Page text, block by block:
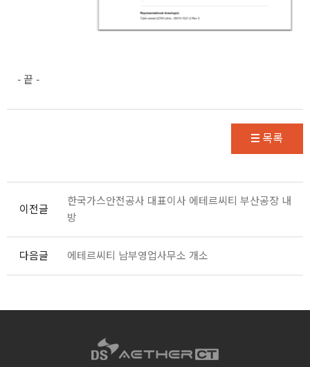
- 끝 -
목록
이전글
한국가스안전공사 대표이사 에테르씨티 부산공장 내
방
다음글 에테르씨티 남부영업사무소 개소